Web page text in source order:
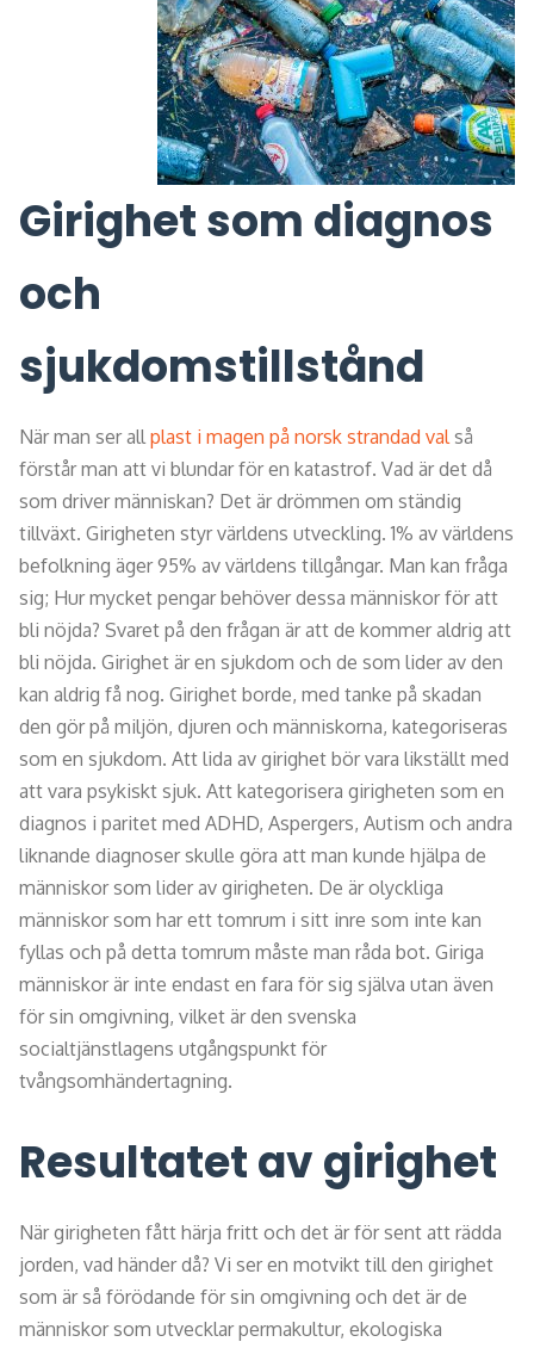
Girighet som diagnos
och
sjukdomstillstånd
När man ser allplast i magen på norsk strandad valså
förstår man att vi blundar för en katastrof. Vad är det då
som driver människan? Det är drömmen om ständig
tillväxt. Girigheten styr världens utveckling. 1% av världens
befolkning äger 95% av världens tillgångar. Man kan fråga
sig; Hur mycket pengar behöver dessa människor för att
bli nöjda? Svaret på den frågan är att de kommer aldrig att
bli nöjda. Girighet är en sjukdom och de som lider av den
kan aldrig få nog. Girighet borde, med tanke på skadan
den gör på miljön, djuren och människorna, kategoriseras
som en sjukdom. Att lida av girighet bör vara likställt med
att vara psykiskt sjuk. Att kategorisera girigheten som en
diagnos i paritet med ADHD, Aspergers, Autism och andra
liknande diagnoser skulle göra att man kunde hjälpa de
människor som lider av girigheten. De är olyckliga
människor som har ett tomrum i sitt inre som inte kan
fyllas och på detta tomrum måste man råda bot. Giriga
människor är inte endast en fara för sig själva utan även
för sin omgivning, vilket är den svenska
socialtjänstlagens utgångspunkt för
tvångsomhändertagning.
Resultatet av girighet
När girigheten fått härja fritt och det är för sent att rädda
jorden, vad händer då? Vi ser en motvikt till den girighet
som är så förödande för sin omgivning och det är de
människor som utvecklar permakultur, ekologiska